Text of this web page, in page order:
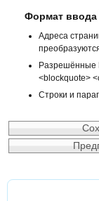
Формат ввода
Адреса
Разрешённые
<blockquote>
Строки и